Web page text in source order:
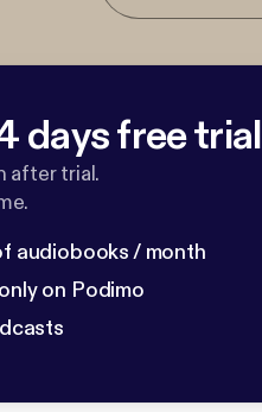
days free trial
after trial.
audiobooks / month
on Podimo